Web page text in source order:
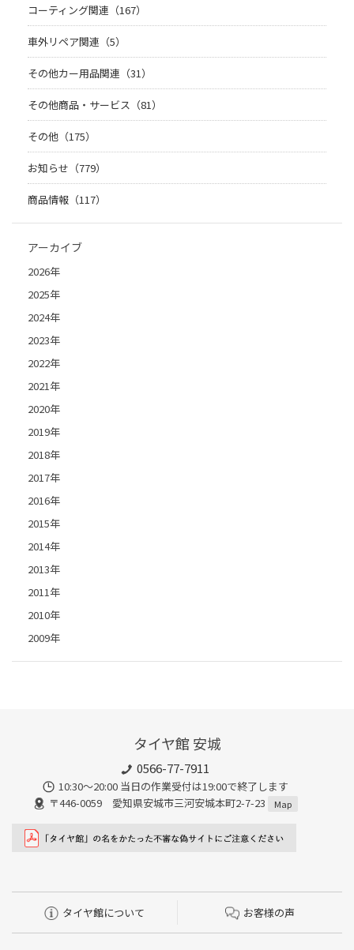
コーティング関連（167）
車外リペア関連（5）
その他カー用品関連（31）
その他商品・サービス（81）
その他（175）
お知らせ（779）
商品情報（117）
アーカイブ
2026年
2025年
2024年
2023年
2022年
2021年
2020年
2019年
2018年
2017年
2016年
2015年
2014年
2013年
2011年
2010年
2009年
タイヤ館 安城
0566-77-7911
10:30〜20:00 当日の作業受付は19:00で終了します
〒446-0059 愛知県安城市三河安城本町2-7-23
Map
タイヤ館について お客様の声